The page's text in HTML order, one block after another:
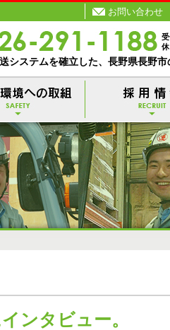
お問い合わせ
システムを確立した、長野県長野
ンタビュー。